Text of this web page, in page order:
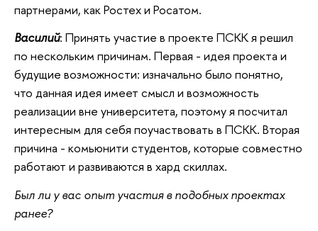
партнерами, как Ростех и Росатом.
Василий: Принять участие в проекте ПСКК я решил
по нескольким причинам. Первая - идея проекта и
будущие возможности: изначально было понятно,
что данная идея имеет смысл и возможность
реализации вне университета, поэтому я посчитал
интересным для себя поучаствовать в ПСКК. Вторая
причина - комьюнити студентов, которые совместно
работают и развиваются в хард скиллах.
Был ли у вас опыт участия в подобных проектах
ранее?